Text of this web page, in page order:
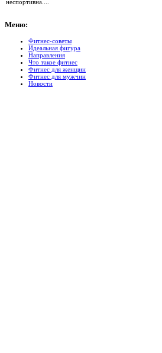
неспортивна....
Меню:
Фитнес-советы
Идеальная фигура
Направления
Что такое фитнес
Фитнес для женщин
Фитнес для мужчин
Новости